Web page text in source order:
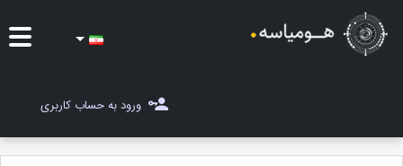
ورود به حساب کاربری